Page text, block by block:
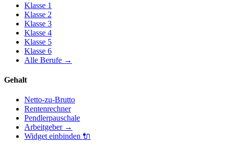
Klasse 1
Klasse 2
Klasse 3
Klasse 4
Klasse 5
Klasse 6
Alle Berufe →
Gehalt
Netto-zu-Brutto
Rentenrechner
Pendlerpauschale
Arbeitgeber→
Widget einbinden 🔌